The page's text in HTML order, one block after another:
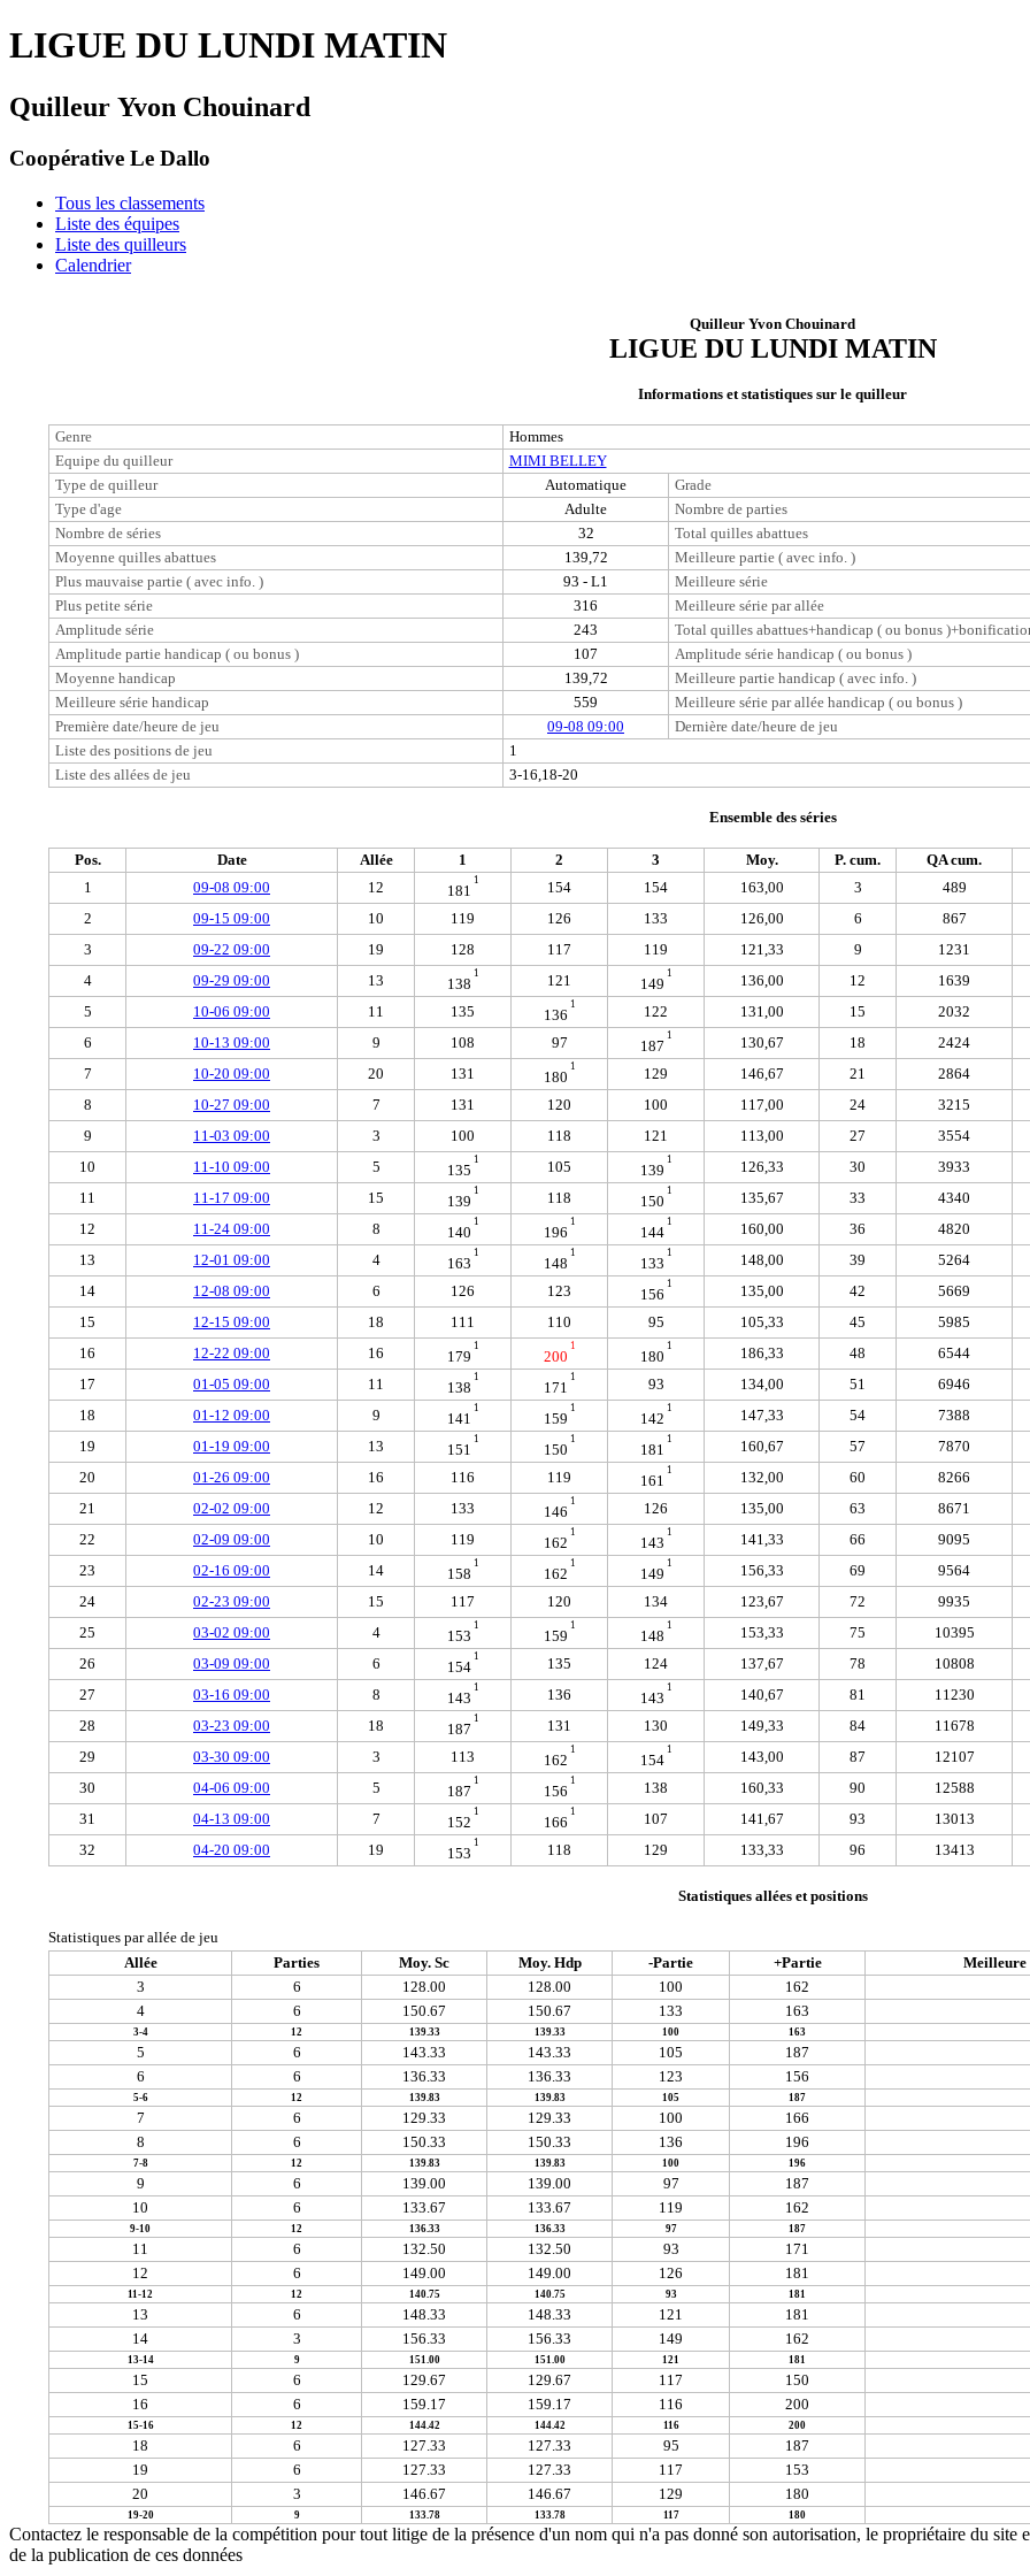
LIGUE DU LUNDI MATIN
Quilleur Yvon Chouinard
Coopérative Le Dallo
Tous les classements
Liste des équipes
Liste des quilleurs
Calendrier
Quilleur Yvon Chouinard
LIGUE DU LUNDI MATIN
Informations et statistiques sur le quilleur
Genre
Hommes
Equipe du quilleur
MIMI BELLEY
Type de quilleur
Automatique
Grade
Type d'age
Adulte
Nombre de parties
Nombre de séries
32
Total quilles abattues
Moyenne quilles abattues
139,72
Meilleure partie ( avec info. )
Plus mauvaise partie ( avec info. )
93 - L1
Meilleure série
Plus petite série
316
Meilleure série par allée
Amplitude série
243
Total quilles abattues+handicap ( ou bonus
Amplitude partie handicap ( ou bonus )
107
Amplitude série handicap ( ou bonus )
Moyenne handicap
139,72
Meilleure partie handicap ( avec info. )
Meilleure série handicap
559
Meilleure série par allée handicap ( ou bonus )
Première date/heure de jeu
09-08 09:00
Dernière date/heure de jeu
Liste des positions de jeu
1
Liste des allées de jeu
3-16,18-20
Ensemble des séries
Pos. Date Allée 1 2 3 Moy. P. cum.
QA cum.
1
09-08 09:00 12 181
1 154 154 163,00 3
489
2
09-15 09:00 10 119 126 133 126,00 6
867
3
09-22 09:00 19 128 117 119 121,33 9
1231
4
09-29 09:00 13 138
1 121 149
1 136,00 12
1639
5
10-06 09:00 11 135 136
1 122 131,00 15
2032
6
10-13 09:00 9 108 97 187
1 130,67 18
2424
7
10-20 09:00 20 131 180
1 129 146,67 21
2864
8
10-27 09:00 7 131 120 100 117,00 24
3215
9
11-03 09:00 3 100 118 121 113,00 27
3554
10
11-10 09:00 5 135
1 105 139
1 126,33 30
3933
11
11-17 09:00 15 139
1 118 150
1 135,67 33
4340
12
11-24 09:00 8 140
1
196
1
144
1 160,00 36
4820
13
12-01 09:00 4 163
1
148
1
133
1 148,00 39
5264
14
12-08 09:00 6 126 123 156
1 135,00 42
5669
15
12-15 09:00 18 111 110 95 105,33 45
5985
16
12-22 09:00 16 179
1
200
1
180
1 186,33 48
6544
17
01-05 09:00 11 138
1
171
1 93 134,00 51
6946
18
01-12 09:00 9 141
1
159
1
142
1 147,33 54
7388
19
01-19 09:00 13 151
1
150
1
181
1 160,67 57
7870
20
01-26 09:00 16 116 119 161
1 132,00 60
8266
21
02-02 09:00 12 133 146
1 126 135,00 63
8671
22
02-09 09:00 10 119 162
1
143
1 141,33 66
9095
23
02-16 09:00 14 158
1
162
1
149
1 156,33 69
9564
24
02-23 09:00 15 117 120 134 123,67 72
9935
25
03-02 09:00 4 153
1
159
1
148
1 153,33 75
10395
26
03-09 09:00 6 154
1 135 124 137,67 78
10808
27
03-16 09:00 8 143
1 136 143
1 140,67 81
11230
28
03-23 09:00 18 187
1 131 130 149,33 84
11678
29
03-30 09:00 3 113 162
1
154
1 143,00 87
12107
30
04-06 09:00 5 187
1
156
1 138 160,33 90
12588
31
04-13 09:00 7 152
1
166
1 107 141,67 93
13013
32
04-20 09:00 19 153
1 118 129 133,33 96 13413
Statistiques allées et positions
Statistiques par allée de jeu
Allée
Parties Moy. Sc Moy. Hdp -Partie +Partie
Meilleure
3
6 128.00 128.00 100
162
4
6 150.67 150.67 133 163
3-4 12 139.33 139.33 100 163
5 6 143.33 143.33 105
187
6
6 136.33 136.33 123 156
5-6 12 139.83 139.83 105 187
7 6 129.33 129.33 100
166
8
6 150.33 150.33 136 196
7-8 12 139.83 139.83 100 196
9 6 139.00 139.00 97
187
10
6 133.67 133.67 119 162
9-10 12 136.33 136.33 97 187
11 6 132.50 132.50 93
171
12
6 149.00 149.00 126 181
11-12 12 140.75 140.75 93 181
13 6 148.33 148.33 121
181
14
3 156.33 156.33 149 162
13-14 9 151.00 151.00 121 181
15 6 129.67 129.67 117
150
16
6 159.17 159.17 116 200
15-16 12 144.42 144.42 116 200
18 6 127.33 127.33 95
187
19
6 127.33 127.33 117
153
20
3 146.67 146.67 129 180
19-20 9 133.78 133.78 117 180
Contactez le responsable de la compétition pour tout litige de la présence d'un nom qui n'a pas donné son autorisation, le propriétaire du
de la publication de ces données